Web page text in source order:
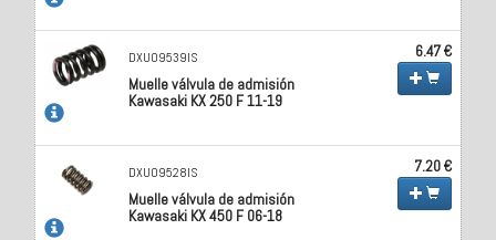
DXU09539IS
Muelle válvula de admisión
Kawasaki KX 250 F 11-19
6.47 €
DXU09528IS
Muelle válvula de admisión
Kawasaki KX 450 F 06-18
7.20 €